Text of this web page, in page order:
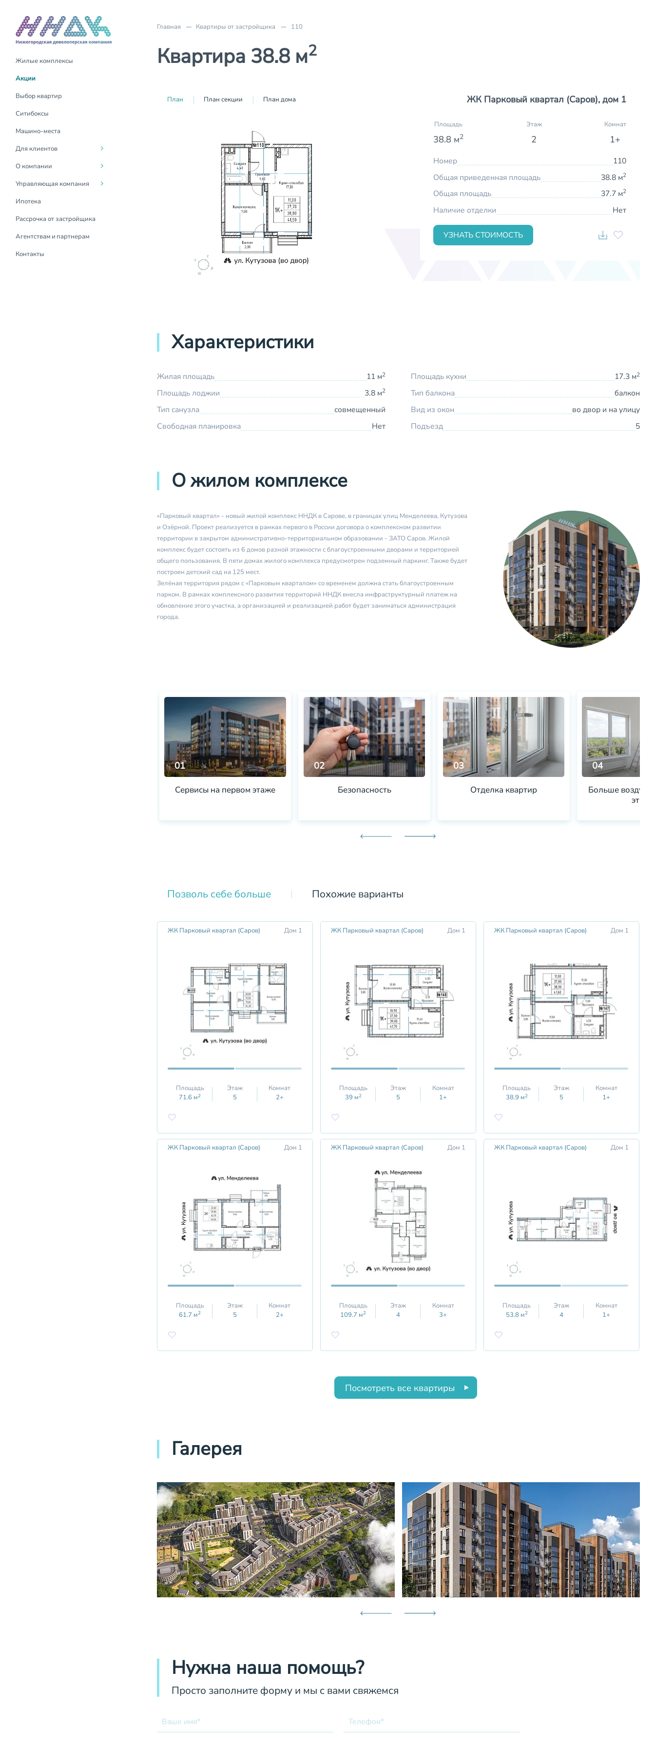
Жилые комплексы
Акции
Выбор квартир
Ситибоксы
Машино-места
Для клиентов
О компании
Управляющая компания
Ипотека
Рассрочка от застройщика
Агентствам и партнерам
Контакты
Акции
Трейд-Ин
Материнский капитал
Выдача ключей
Оформление
собственности
Покупка онлайн
недвижимость
Рассрочка от застройщика
О компании
Руководство
Социальная
Новости
СМИ о нас
О компании
Для жителей
Госуслуги Дом
Контакты
Главная Квартиры от застройщика 110
Квартира 38.8 м2
План План секции План дома ЖК Парковый квартал (Саров), дом 1
Площадь
38.8 м2
Этаж
2
Комнат
1+
Номер
110
Общая приведенная площадь
38.8 м2
Общая площадь 37.7 м2
Наличие отделки Нет
УЗНАТЬ СТОИМОСТЬ
Характеристики
Жилая площадь 11 м2
Площадь лоджии 3.8 м2
Тип санузла
совмещенный
Свободная планировка
Нет
Площадь кухни 17.3 м2
Тип балкона
балкон
Вид из окон
во двор и на улицу
Подъезд
5
О жилом комплексе
«Парковый квартал» - новый жилой комплекс ННДК в Сарове, в границах улиц Менделеева, Кутузова
и Озёрной. Проект реализуется в рамках первого в России договора о комплексном развитии
территории в закрытом административно-территориальном образовании - ЗАТО Саров. Жилой
комплекс будет состоять из 6 домов разной этажности с благоустроенными дворами и территорией
общего пользования. В пяти домах жилого комплекса предусмотрен подземный паркинг. Также будет
построен детский сад на 125 мест.
Зелёная территория рядом с «Парковым кварталом» со временем должна стать благоустроенным
парком. В рамках комплексного развития территорий ННДК внесла инфраструктурный платеж на
обновление этого участка, а организацией и реализацией работ будет заниматься администрация
города.
01
Сервисы на первом этаже
02
Безопасность
03
Отделка квартир
04
Больше воздуха
этаже
Позволь себе больше Похожие варианты
ЖК Парковый квартал (Саров) Дом 1
Площадь
71.6 м2
Этаж
5
Комнат
2+
ЖК Парковый квартал (Саров) Дом 1
Площадь
39 м2
Этаж
5
Комнат
1+
ЖК Парковый квартал (Саров) Дом 1
Площадь
38.9 м2
Этаж
5
Комнат
1+
ЖК Парковый квартал (Саров) Дом 1
Площадь
61.7 м2
Этаж
5
Комнат
2+
ЖК Парковый квартал (Саров) Дом 1
Площадь
109.7 м2
Этаж
4
Комнат
3+
ЖК Парковый квартал (Саров) Дом 1
Площадь
53.8м2
Этаж
4
Комнат
1+
Посмотреть все квартиры
Галерея
Нужна наша помощь?
Просто заполните форму и мы с вами свяжемся
Ваше имя* Телефон*